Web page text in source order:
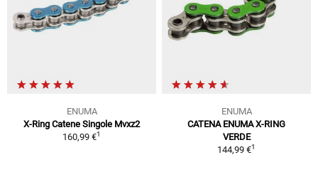
ENUMA
X-Ring Catene Singole Mvxz2
160,99 €1
ENUMA
CATENA ENUMA X-RING
VERDE
144,99 €1